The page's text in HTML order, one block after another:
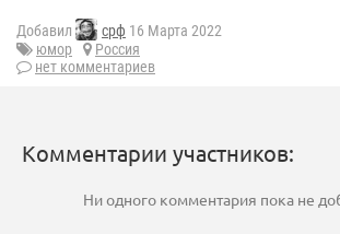
Добавил срф 16 Марта 2022
юмор
Россия
нет комментариев
Комментарии участников:
Ни одного комментария пока не